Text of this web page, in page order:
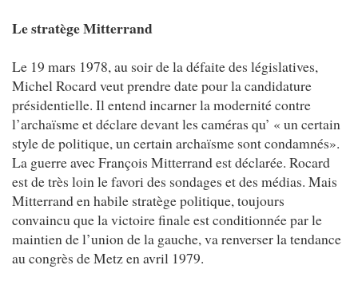
Le stratège Mitterrand
Le 19 mars 1978, au soir de la défaite des législatives,
Michel Rocard veut prendre date pour la candidature
présidentielle. Il entend incarner la modernité contre
l’archaïsme et déclare devant les caméras qu’ « un certain
style de politique, un certain archaïsme sont condamnés».
La guerre avec François Mitterrand est déclarée. Rocard
est de très loin le favori des sondages et des médias. Mais
Mitterrand en habile stratège politique, toujours
convaincu que la victoire finale est conditionnée par le
maintien de l’union de la gauche, va renverser la tendance
au congrès de Metz en avril 1979.